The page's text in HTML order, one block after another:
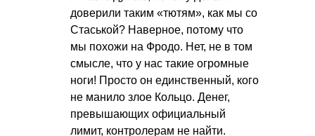
доверили таким «тютям», как мы со
Стаськой? Наверное, потому что
мы похожи на Фродо. Нет, не в том
смысле, что у нас такие огромные
ноги! Просто он единственный, кого
не манило злое Кольцо. Денег,
превышающих официальный
лимит, контролерам не найти.